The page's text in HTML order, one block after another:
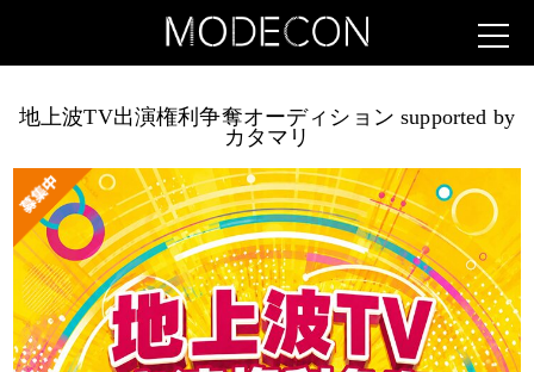
地上波TV出演権利争奪オーディション supported by
カタマリ